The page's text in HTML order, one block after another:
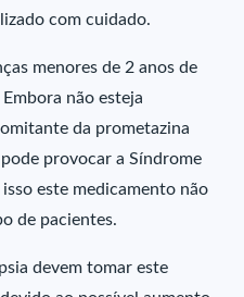
com cuidado.
menores de 2 anos de
não esteja
da prometazina
provocar a Síndrome
este medicamento não
de pacientes.
devem tomar este